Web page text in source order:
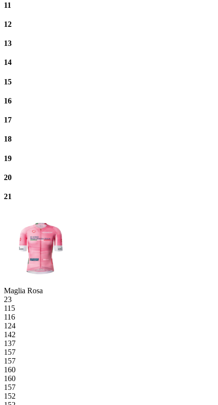
11
12
13
14
15
16
17
18
19
20
21
Maglia Rosa
23
115
116
124
142
137
157
157
160
160
157
152